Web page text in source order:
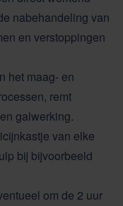
nabehandeling van
en verstoppingen
het maag- en
remt
galwerking.
van elke
bij bijvoorbeeld
om de 2 uur